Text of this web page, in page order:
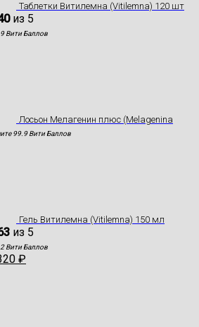
Таблетки Витилемна (Vitilemna) 120 шт
из 5
Вити Баллов
Лосьон Мелагенин плюс (Melagenina
99.9 Вити Баллов
Гель Витилемна (Vitilemna) 150 мл
из 5
Вити Баллов
₽